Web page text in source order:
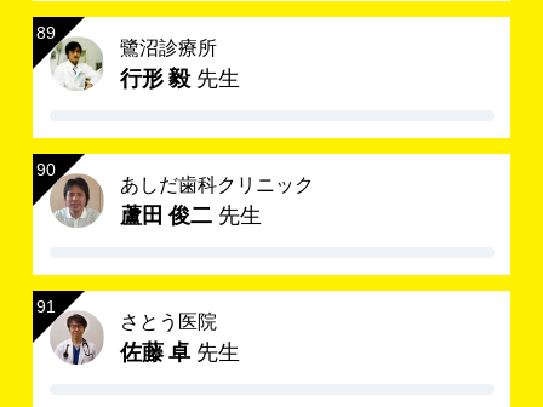
鷺沼診療所
行形 毅先生
あしだ歯科クリニック
蘆田 俊二 先生
さとう医院
佐藤 卓 先生